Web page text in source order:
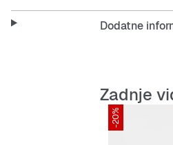
Dodatne
Zadnje
-20%